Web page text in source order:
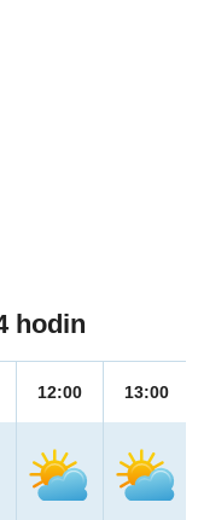
hodin
12:00 13:00